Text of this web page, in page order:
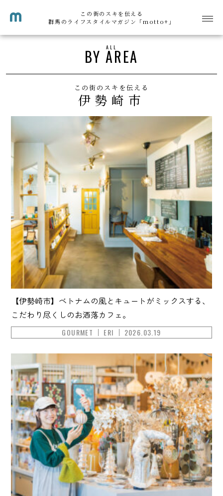
この街のスキを伝える
群馬のライフスタイルマガジン「motto+」
ALL
BY AREA
この街のスキを伝える
伊勢崎市
【伊勢崎市】ベトナムの風とキュートがミックスする、
こだわり尽くしのお洒落カフェ。
GOURMET ERI 2026.03.19